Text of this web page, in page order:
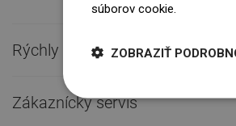
Rýchly kontakt
Zákaznícky servis
súborov cookie.
ZOBRAZIŤ